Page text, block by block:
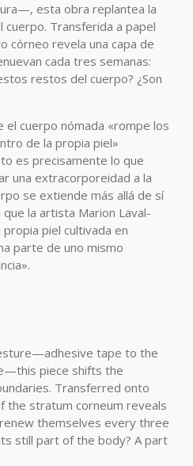
esta obra replantea la
Transferida a papel
córneo revela una capa de
cada tres semanas:
restos del cuerpo? ¿Son
el cuerpo nómada «rompe los
de la propia piel»
es precisamente lo que
una extracorporeidad a la
se extiende más allá de sí
la artista Marion Laval-
piel cultivada en
parte de uno mismo
tape to the
piece shifts the
Transferred onto
the stratum corneum reveals
themselves every three
still part of the body? A part